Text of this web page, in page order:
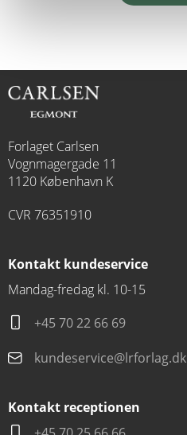
Forlaget Carlsen
Vognmagergade 11
1120 København K
CVR 76351910
Kontakt kundeservice
Mandag-fredag kl. 10-15
+45 70 22 66 69
kundeservice@lrforlag.dk
Kontakt receptionen